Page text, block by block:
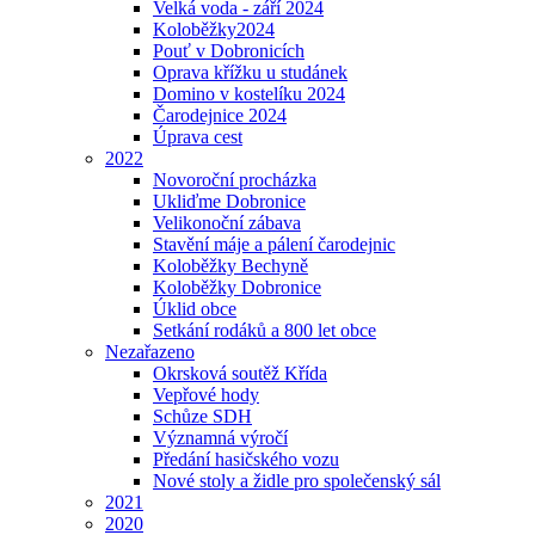
Velká voda - září 2024
Koloběžky2024
Pouť v Dobronicích
Oprava křížku u studánek
Domino v kostelíku 2024
Čarodejnice 2024
Úprava cest
2022
Novoroční procházka
Ukliďme Dobronice
Velikonoční zábava
Stavění máje a pálení čarodejnic
Koloběžky Bechyně
Koloběžky Dobronice
Úklid obce
Setkání rodáků a 800 let obce
Nezařazeno
Okrsková soutěž Křída
Vepřové hody
Schůze SDH
Významná výročí
Předání hasičského vozu
Nové stoly a židle pro společenský sál
2021
2020